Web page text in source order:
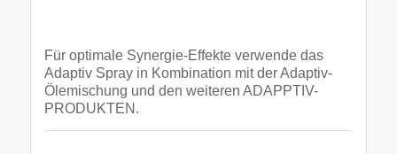
Für optimale Synergie-Effekte verwende das
Adaptiv Spray in Kombination mit der Adaptiv-
Ölemischung und den weiteren ADAPPTIV-
PRODUKTEN.